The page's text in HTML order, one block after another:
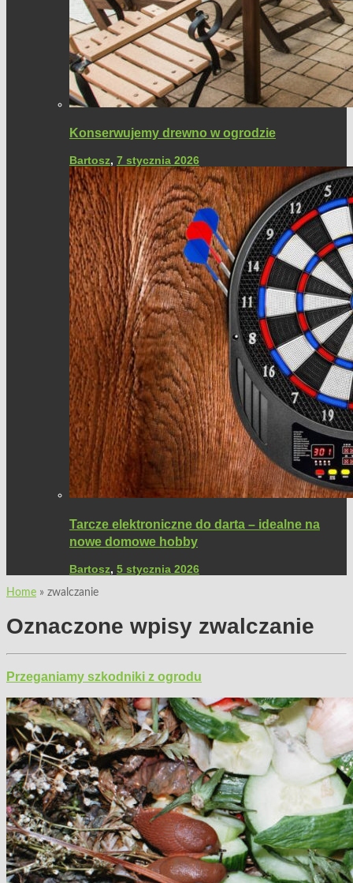
Konserwujemy drewno w ogrodzie
Bartosz, 7 stycznia 2026
Tarcze elektroniczne do darta – idealne na
nowe domowe hobby
Bartosz, 5 stycznia 2026
Home » zwalczanie
Oznaczone wpisy zwalczanie
Przeganiamy szkodniki z ogrodu